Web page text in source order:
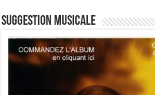
Suggestion musicale